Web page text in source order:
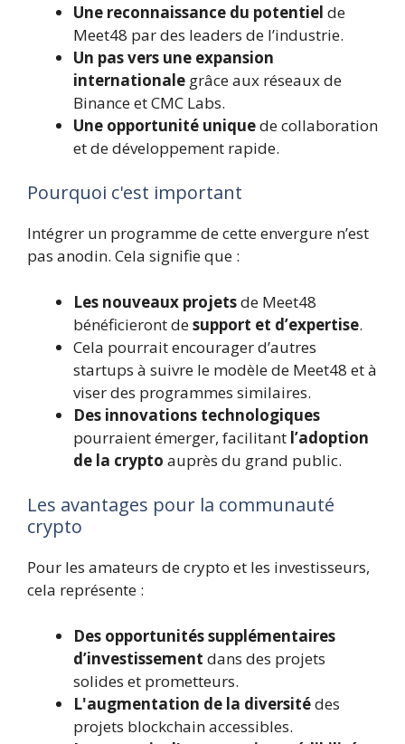
Une reconnaissance du potentiel de
Meet48 par des leaders de l’industrie.
Un pas vers une expansion
internationale grâce aux réseaux de
Binance et CMC Labs.
Une opportunité uniquede collaboration
et de développement rapide.
Pourquoi c'est important
Intégrer un programme de cette envergure n’est
pas anodin. Cela signifie que :
Les nouveaux projetsde Meet48
bénéficieront desupport et d’expertise.
Cela pourrait encourager d’autres
startups à suivre le modèle de Meet48 et à
viser des programmes similaires.
Des innovations technologiques
pourraient émerger, facilitant l’adoption
de la crypto auprès du grand public.
Les avantages pour la communauté
crypto
Pour les amateurs de crypto et les investisseurs,
cela représente :
Des opportunités supplémentaires
d’investissement dans des projets
solides et prometteurs.
L'augmentation de la diversitédes
projets blockchain accessibles.